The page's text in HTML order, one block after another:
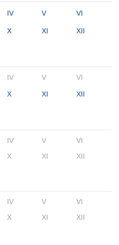
IV V VI
X XI XII
IV V VI
X XI XII
IV V
VI
X XI XII
IV V
VI
X XI XII